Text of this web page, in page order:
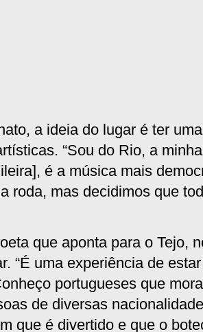
a ideia do lugar é ter
“Sou do Rio, a
é a música mais
roda, mas decidimos que
que aponta para o Tejo,
“É uma experiência de
portugueses que
de diversas
que é divertido e que o